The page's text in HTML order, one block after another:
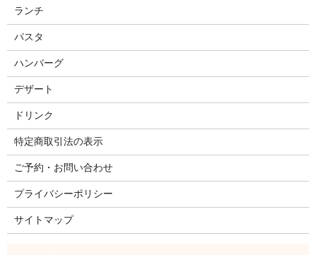
ランチ
パスタ
ハンバーグ
デザート
ドリンク
特定商取引法の表示
ご予約・お問い合わせ
プライバシーポリシー
サイトマップ